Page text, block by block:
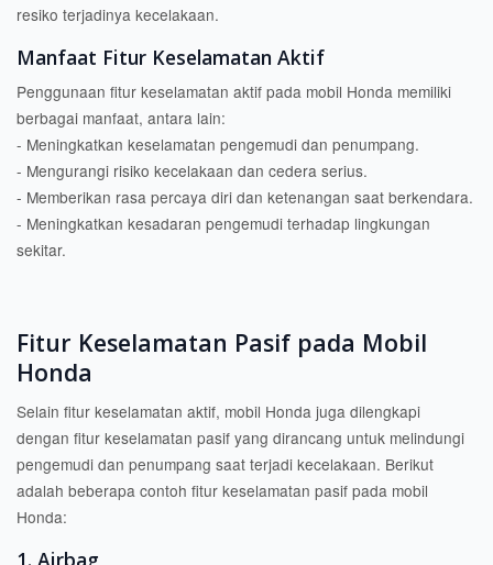
resiko terjadinya kecelakaan.
Manfaat Fitur Keselamatan Aktif
Penggunaan fitur keselamatan aktif pada mobil Honda memiliki
berbagai manfaat, antara lain:
- Meningkatkan keselamatan pengemudi dan penumpang.
- Mengurangi risiko kecelakaan dan cedera serius.
- Memberikan rasa percaya diri dan ketenangan saat berkendara.
- Meningkatkan kesadaran pengemudi terhadap lingkungan
sekitar.
Fitur Keselamatan Pasif pada Mobil
Honda
Selain fitur keselamatan aktif, mobil Honda juga dilengkapi
dengan fitur keselamatan pasif yang dirancang untuk melindungi
pengemudi dan penumpang saat terjadi kecelakaan. Berikut
adalah beberapa contoh fitur keselamatan pasif pada mobil
Honda:
1. Airbag